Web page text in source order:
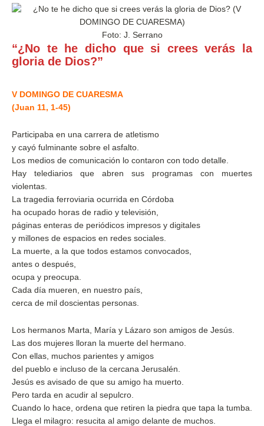
Foto: J. Serrano
“¿No te he dicho que si crees verás la
gloria de Dios?”
V DOMINGO DE CUARESMA
(Juan 11, 1-45)
Participaba en una carrera de atletismo
y cayó fulminante sobre el asfalto.
Los medios de comunicación lo contaron con todo detalle.
Hay telediarios que abren sus programas con muertes
violentas.
La tragedia ferroviaria ocurrida en Córdoba
ha ocupado horas de radio y televisión,
páginas enteras de periódicos impresos y digitales
y millones de espacios en redes sociales.
La muerte, a la que todos estamos convocados,
antes o después,
ocupa y preocupa.
Cada día mueren, en nuestro país,
cerca de mil doscientas personas.
Los hermanos Marta, María y Lázaro son amigos de Jesús.
Las dos mujeres lloran la muerte del hermano.
Con ellas, muchos parientes y amigos
del pueblo e incluso de la cercana Jerusalén.
Jesús es avisado de que su amigo ha muerto.
Pero tarda en acudir al sepulcro.
Cuando lo hace, ordena que retiren la piedra que tapa la tumba.
Llega el milagro: resucita al amigo delante de muchos.